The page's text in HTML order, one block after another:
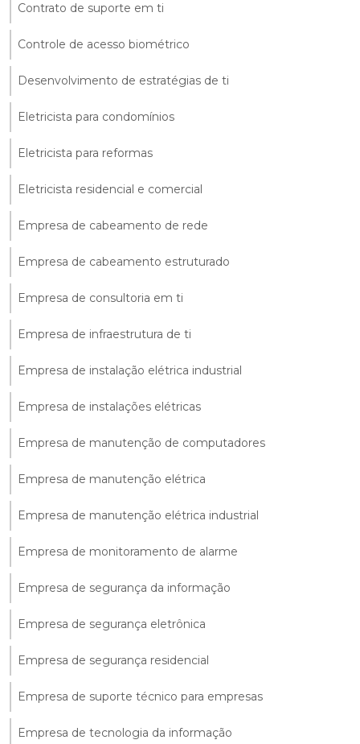
Contrato de suporte em ti
Controle de acesso biométrico
Desenvolvimento de estratégias de ti
Eletricista para condomínios
Eletricista para reformas
Eletricista residencial e comercial
Empresa de cabeamento de rede
Empresa de cabeamento estruturado
Empresa de consultoria em ti
Empresa de infraestrutura de ti
Empresa de instalação elétrica industrial
Empresa de instalações elétricas
Empresa de manutenção de computadores
Empresa de manutenção elétrica
Empresa de manutenção elétrica industrial
Empresa de monitoramento de alarme
Empresa de segurança da informação
Empresa de segurança eletrônica
Empresa de segurança residencial
Empresa de suporte técnico para empresas
Empresa de tecnologia da informação